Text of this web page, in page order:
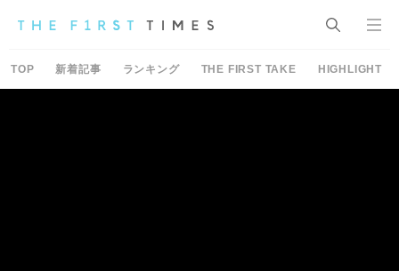
TOP 新着記事 ランキング THE FIRST TAKE HIGHLIGHT